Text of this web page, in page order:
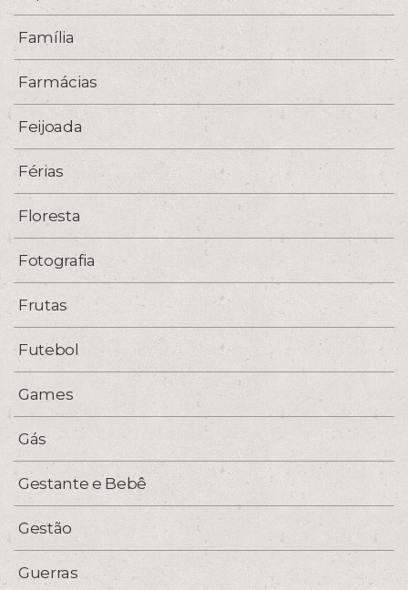
Família
Farmácias
Feijoada
Férias
Floresta
Fotografia
Frutas
Futebol
Games
Gás
Gestante e Bebê
Gestão
Guerras